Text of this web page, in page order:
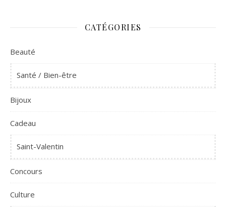
CATÉGORIES
Beauté
Santé / Bien-être
Bijoux
Cadeau
Saint-Valentin
Concours
Culture